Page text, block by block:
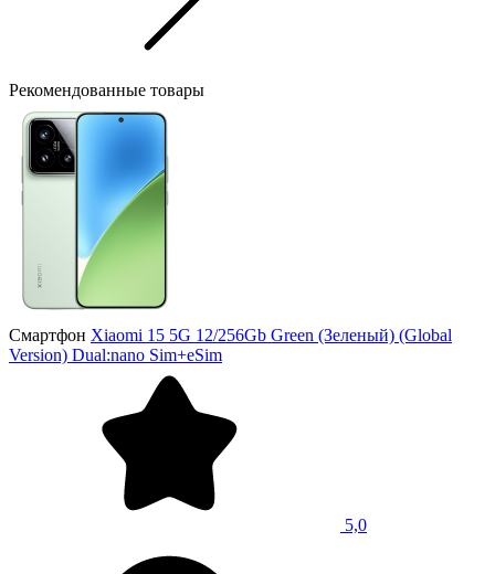
Рекомендованные товары
Смартфон Xiaomi 15 5G 12/256Gb Green (Зеленый) (Global
Version) Dual:nano Sim+eSim
5,0